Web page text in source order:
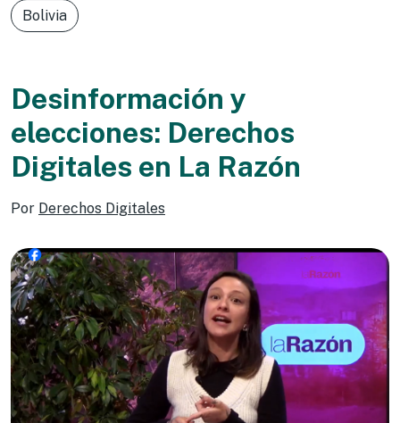
Bolivia
Desinformación y
elecciones: Derechos
Digitales en La Razón
Por Derechos Digitales